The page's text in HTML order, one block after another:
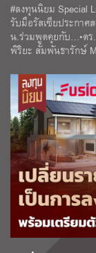
#ลงทุนนิยม Special
รับมือรัสเซียประกาศ
น.ร่วมพูดคุยกับ…•ดร
พิริยะ สัมพันธารักษ์